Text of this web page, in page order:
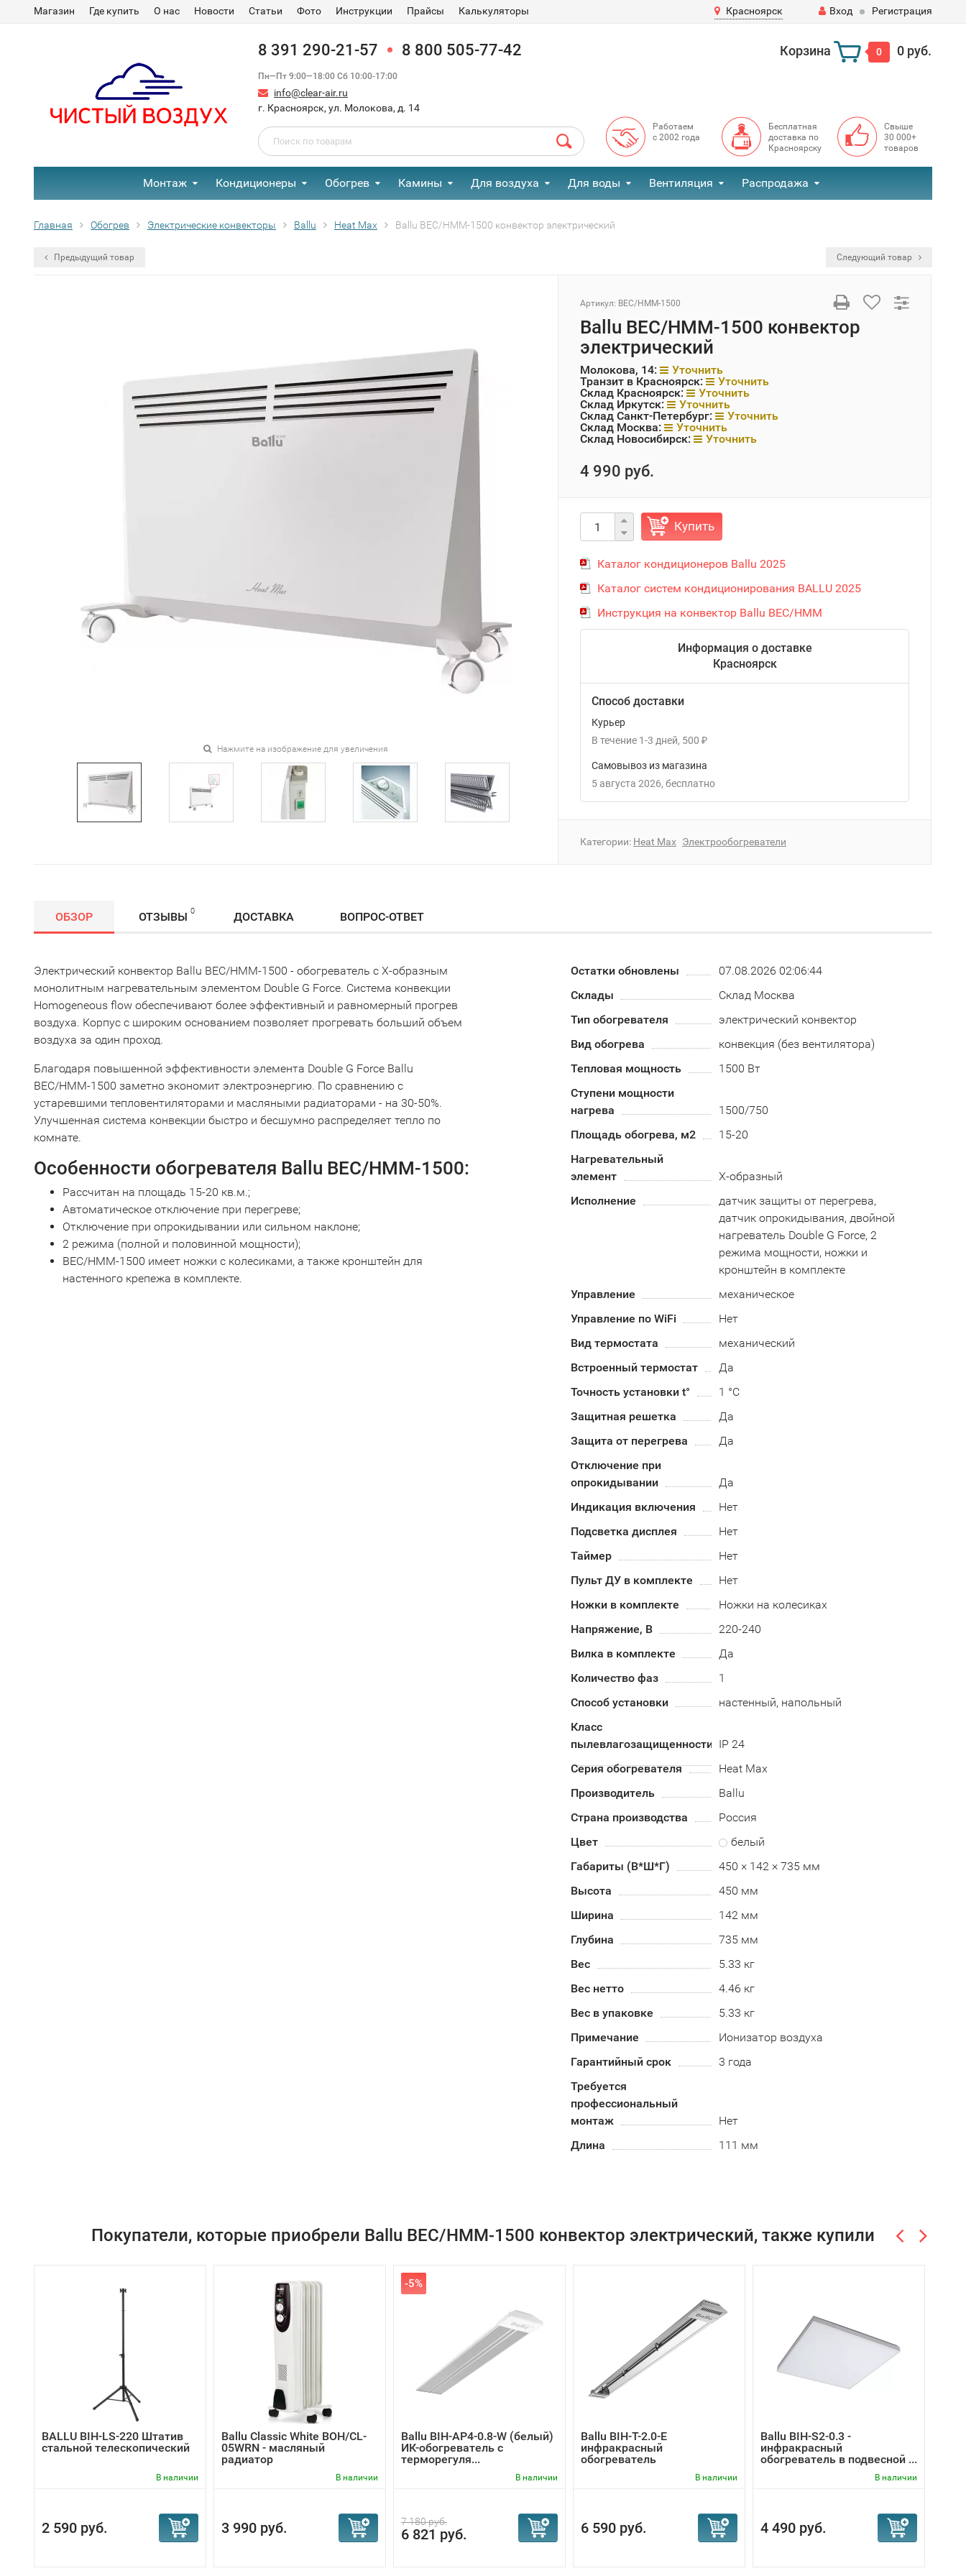
Магазин Где купить О нас Новости Статьи Фото Инструкции Прайсы Калькуляторы Красноярск Вход Регистрация
8 391 290-21-57 8 800 505-77-42
Пн—Пт 9:00—18:00 Сб 10:00-17:00
info@clear-air.ru
г. Красноярск, ул. Молокова, д. 14
Корзина 0 0 руб.
Работаем
с 2002 года
Бесплатная
доставка по
Красноярску
Свыше
30 000+
товаров
Монтаж Кондиционеры Обогрев Камины Для воздуха Для воды Вентиляция Распродажа
Главная Обогрев Электрические конвекторы Ballu Heat Max Ballu BEC/HMM-1500 конвектор электрический
Предыдущий товар Следующий товар
Нажмите на изображение для увеличения
Артикул: BEC/HMM-1500
Ballu BEC/HMM-1500 конвектор
электрический
Молокова, 14:
Уточнить
Транзит в Красноярск:
Уточнить
Склад Красноярск:
Уточнить
Склад Иркутск:
Уточнить
Склад Санкт-Петербург:
Уточнить
Склад Москва:
Уточнить
Склад Новосибирск:
Уточнить
4 990 руб.
Купить
Каталог кондиционеров Ballu 2025
Каталог систем кондиционирования BALLU 2025
Инструкция на конвектор Ballu BEC/HMM
Информация о доставке
Красноярск
Способ доставки
Курьер
В течение 1-3 дней 500 ₽
Самовывоз из магазина
5 августа 2026
Бесплатно
Категории: Heat Max Электрообогреватели
ОБЗОР ОТЗЫВЫ 0 ДОСТАВКА ВОПРОС-ОТВЕТ
Электрический конвектор Ballu BEC/HMM-1500 - обогреватель с Х-образным
монолитным нагревательным элементом Double G Force. Система конвекции
Homogeneous flow обеспечивают более эффективный и равномерный прогрев
воздуха. Корпус с широким основанием позволяет прогревать больший объем
воздуха за один проход.
Благодаря повышенной эффективности элемента Double G Force Ballu
BEC/HMM-1500 заметно экономит электроэнергию. По сравнению с
устаревшими тепловентиляторами и масляными радиаторами - на 30-50%.
Улучшенная система конвекции быстро и бесшумно распределяет тепло по
комнате.
Особенности обогревателя Ballu BEC/HMM-1500:
Рассчитан на площадь 15-20 кв.м.;
Автоматическое отключение при перегреве;
Отключение при опрокидывании или сильном наклоне;
2 режима (полной и половинной мощности);
BEC/HMM-1500 имеет ножки с колесиками, а также кронштейн для
настенного крепежа в комплекте.
Остатки обновлены
07.08.2026 02:06:44
Склады
Склад Москва
Тип обогревателя
электрический конвектор
Вид обогрева
конвекция (без вентилятора)
Тепловая мощность
1500 Вт
Ступени мощности
нагрева
1500/750
Площадь обогрева, м2
15-20
Нагревательный
элемент
Х-образный
Исполнение
датчик защиты от перегрева,
датчик опрокидывания, двойной
нагреватель Double G Force, 2
режима мощности, ножки и
кронштейн в комплекте
Управление
механическое
Управление по WiFi
Нет
Вид термостата
механический
Встроенный термостат
Да
Точность установки t°
1 °C
Защитная решетка
Да
Защита от перегрева
Да
Отключение при
опрокидывании
Да
Индикация включения
Нет
Подсветка дисплея
Нет
Таймер
Нет
Пульт ДУ в комплекте
Нет
Ножки в комплекте
Ножки на колесиках
Напряжение, В
220-240
Вилка в комплекте
Да
Количество фаз
1
Способ установки
настенный, напольный
Класс
пылевлагозащищенности IP 24
Серия обогревателя
Heat Max
Производитель
Ballu
Страна производства
Россия
Цвет
белый
Габариты (В*Ш*Г)
450 × 142 × 735 мм
Высота
450 мм
Ширина
142 мм
Глубина
735 мм
Вес
5.33 кг
Вес нетто
4.46 кг
Вес в упаковке
5.33 кг
Примечание
Ионизатор воздуха
Гарантийный срок
3 года
Требуется
профессиональный
монтаж
Нет
Длина
111 мм
Покупатели, которые приобрели Ballu BEC/HMM-1500 конвектор электрический, также купили
BALLU BIH-LS-220 Штатив
стальной телескопический
В наличии
2 590 руб.
Ballu Classic White BOH/CL-
05WRN - масляный
радиатор
В наличии
3 990 руб.
-5%
Ballu BIH-AP4-0.8-W (белый)
ИК-обогреватель с
терморегуля...
В наличии
7 180 руб.
6 821 руб.
Ballu BIH-T-2.0-E
инфракрасный
обогреватель
В наличии
6 590 руб.
Ballu BIH-S2-0.3 -
инфракрасный
обогреватель в подвесной ...
В наличии
4 490 руб.